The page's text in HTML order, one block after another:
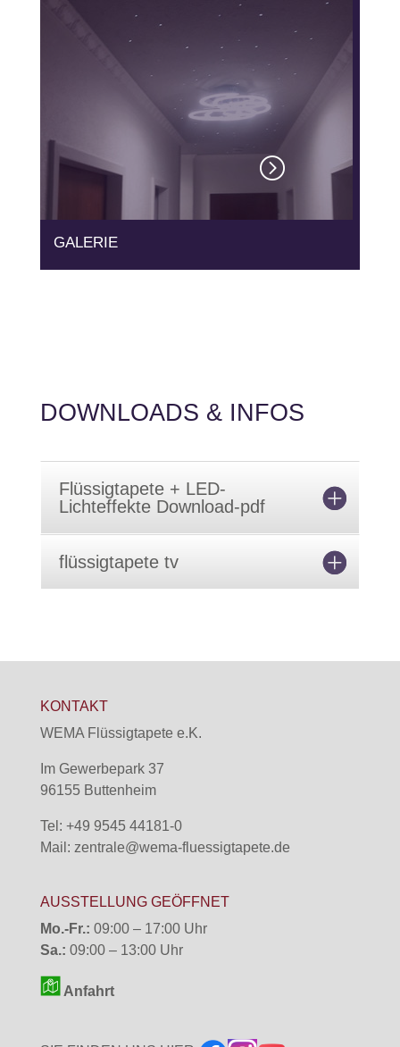
GALERIE
=
DOWNLOADS & INFOS
Flüssigtapete + LED-
Lichteffekte Download-pdf
flüssigtapete tv
KONTAKT
WEMA Flüssigtapete e.K.
Im Gewerbepark 37
96155 Buttenheim
Tel: +49 9545 44181-0
Mail: zentrale@wema-fluessigtapete.de
AUSSTELLUNG GEÖFFNET
Mo.-Fr.: 09:00 – 17:00 Uhr
Sa.: 09:00 – 13:00 Uhr
Anfahrt